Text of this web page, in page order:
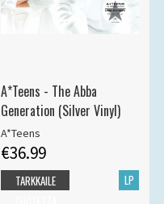
A*Teens - The Abba
Generation (Silver Vinyl)
A*Teens
€36.99
LP
TARKKAILE